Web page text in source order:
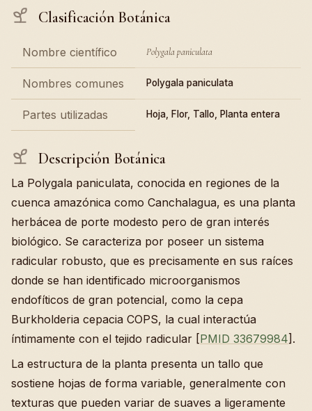
Clasificación Botánica
Nombre científico Polygala paniculata
Nombres comunes Polygala paniculata
Partes utilizadas Hoja, Flor, Tallo, Planta entera
Descripción Botánica
La Polygala paniculata, conocida en regiones de la
cuenca amazónica como Canchalagua, es una planta
herbácea de porte modesto pero de gran interés
biológico. Se caracteriza por poseer un sistema
radicular robusto, que es precisamente en sus raíces
donde se han identificado microorganismos
endofíticos de gran potencial, como la cepa
Burkholderia cepacia COPS, la cual interactúa
íntimamente con el tejido radicular [PMID 33679984].
La estructura de la planta presenta un tallo que
sostiene hojas de forma variable, generalmente con
texturas que pueden variar de suaves a ligeramente